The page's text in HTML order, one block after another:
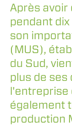
Après
pendant
son
(MUS),
du Sud,
plus de
l'entreprise
également
production